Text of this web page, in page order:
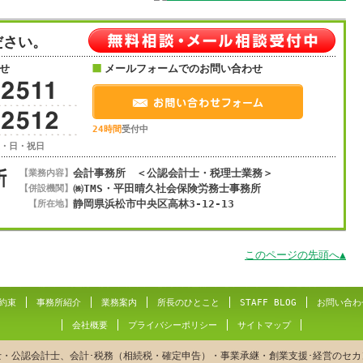
い。
日・祝日
メールフォームでのお問い合わせ
24時間受付中
【業務内容】会計事務所 ＜公認会計士・税理士業務＞
【併設機関】㈱TMS・平田晴久社会保険労務士事務所
【所在地】静岡県浜松市中央区高林3-12-13
このページの先頭へ▲
束 事務所紹介 業務案内 所長のひとこと STAFF BLOG お問い合わ
会社概要 プライバシーポリシー サイトマップ
公認会計士、会計･税務（相続税・確定申告）・事業承継・創業支援･経営のセ